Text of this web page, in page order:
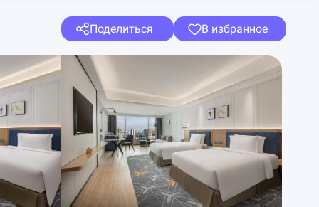
Поделиться В избранное